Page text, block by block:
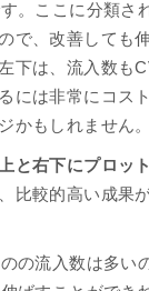
。ここに分類さ
で、改善しても
下は、流入数も
には非常にコス
かもしれません。
と右下にプロッ
比較的高い成果
の流入数は多い